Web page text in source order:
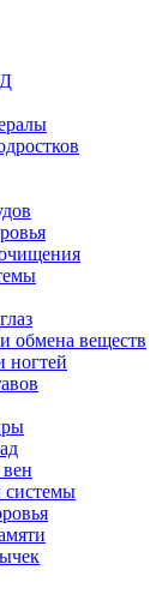
обмена веществ
ногтей
системы